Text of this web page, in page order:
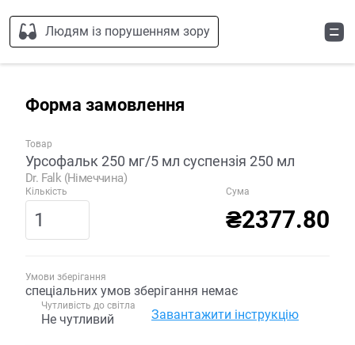
Людям із порушенням зору
Форма замовлення
Товар
Урсофальк 250 мг/5 мл суспензія 250 мл
Dr. Falk (Німеччина)
Кількість Сума
₴2377.80
Умови зберігання
спеціальних умов зберігання немає
Чутливість до світла
Не чутливий Завантажити інструкцію